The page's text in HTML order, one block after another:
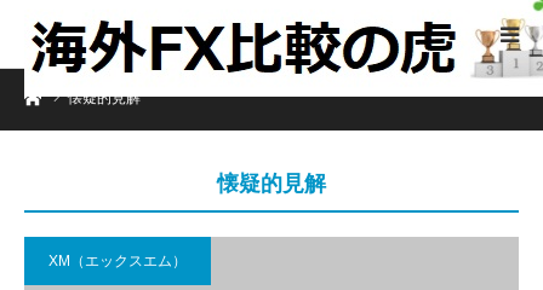
ホーム懐疑的見解
懐疑的見解
XM（エックスエム）